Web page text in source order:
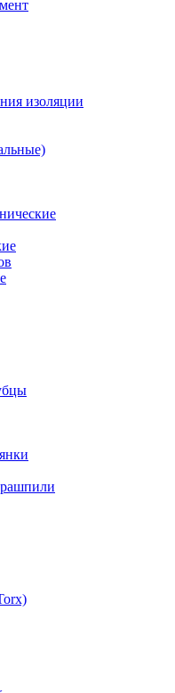
изоляции